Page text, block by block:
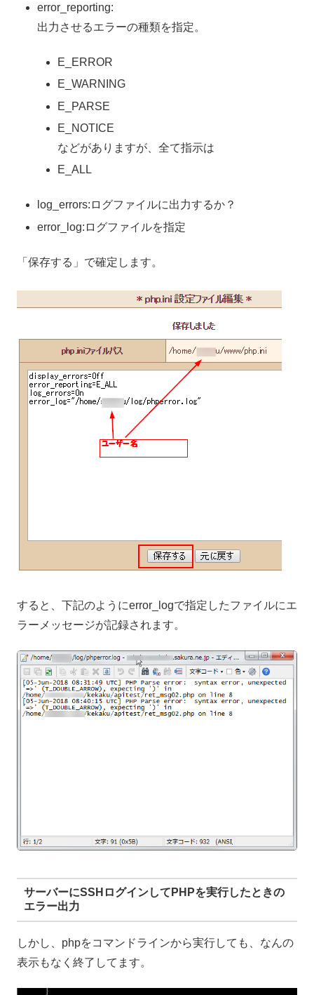
error_reporting:
出力させるエラーの種類を指定。
E_ERROR
E_WARNING
E_PARSE
E_NOTICE
などがありますが、全て指示は
E_ALL
log_errors:ログファイルに出力するか？
error_log:ログファイルを指定
「保存する」で確定します。
すると、下記のようにerror_logで指定したファイルにエ
ラーメッセージが記録されます。
サーバーにSSHログインしてPHPを実行したときの
エラー出力
しかし、phpをコマンドラインから実行しても、なんの
表示もなく終了してます。